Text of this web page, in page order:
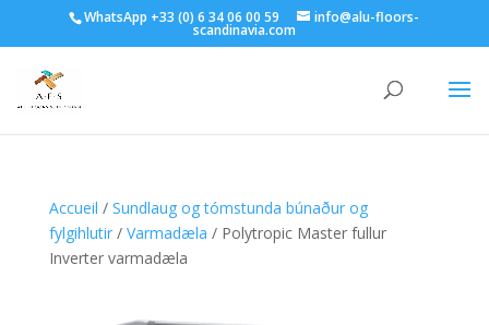
WhatsApp +33 (0) 6 34 06 00 59 info@alu-floors-
scandinavia.com
Accueil / Sundlaug og tómstunda búnaður og
fylgihlutir/ Varmadæla / Polytropic Master fullur
Inverter varmadæla